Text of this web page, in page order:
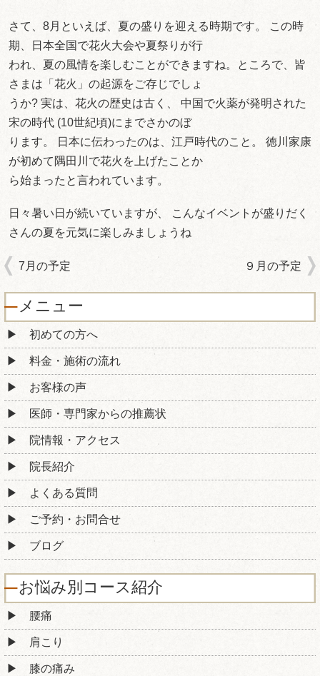
さて、8月といえば、夏の盛りを迎える時期です。 この時
期、日本全国で花火大会や夏祭りが行
われ、夏の風情を楽しむことができますね。ところで、皆
さまは「花火」の起源をご存じでしょ
うか? 実は、花火の歴史は古く、 中国で火薬が発明された
宋の時代 (10世紀頃)にまでさかのぼ
ります。 日本に伝わったのは、江戸時代のこと。 徳川家康
が初めて隅田川で花火を上げたことか
ら始まったと言われています。
日々暑い日が続いていますが、 こんなイベントが盛りだく
さんの夏を元気に楽しみましょうね
7月の予定 ９月の予定
メニュー
初めての方へ
料金・施術の流れ
お客様の声
医師・専門家からの推薦状
院情報・アクセス
院長紹介
よくある質問
ご予約・お問合せ
ブログ
お悩み別コース紹介
腰痛
肩こり
膝の痛み